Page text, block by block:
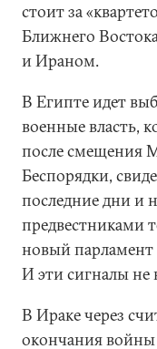
стоит за
Ближнего
и Ираном.
В Египте идет
военные власть,
после смещения
Беспорядки,
последние дни и
предвестниками
новый парламент
И эти сигналы
В Ираке через
окончания войны